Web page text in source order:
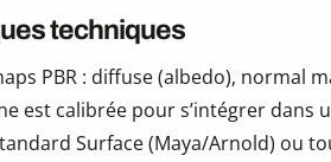
techniques
PBR : diffuse (albedo), normal
est calibrée pour s’intégrer dans
Surface (Maya/Arnold) ou